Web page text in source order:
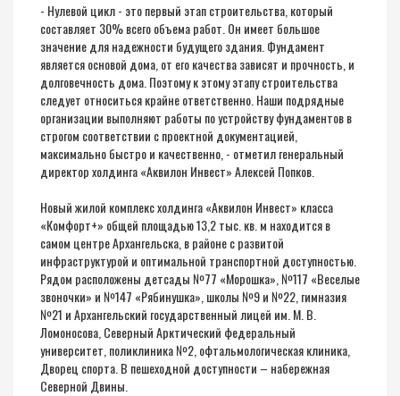
- Нулевой цикл - это первый этап строительства, который
составляет 30% всего объема работ. Он имеет большое
значение для надежности будущего здания. Фундамент
является основой дома, от его качества зависят и прочность, и
долговечность дома. Поэтому к этому этапу строительства
следует относиться крайне ответственно. Наши подрядные
организации выполняют работы по устройству фундаментов в
строгом соответствии с проектной документацией,
максимально быстро и качественно, - отметил генеральный
директор холдинга «Аквилон Инвест» Алексей Попков.
Новый жилой комплекс холдинга «Аквилон Инвест» класса
«Комфорт+» общей площадью 13,2 тыс. кв. м находится в
самом центре Архангельска, в районе с развитой
инфраструктурой и оптимальной транспортной доступностью.
Рядом расположены детсады №77 «Морошка», №117 «Веселые
звоночки» и №147 «Рябинушка», школы №9 и №22, гимназия
№21 и Архангельский государственный лицей им. М. В.
Ломоносова, Северный Арктический федеральный
университет, поликлиника №2, офтальмологическая клиника,
Дворец спорта. В пешеходной доступности – набережная
Северной Двины.